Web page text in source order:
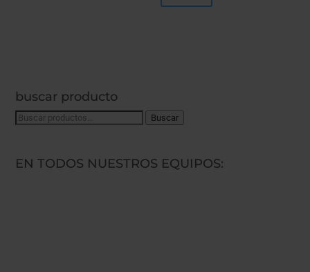
buscar producto
Buscar
Buscar
EN TODOS NUESTROS EQUIPOS: